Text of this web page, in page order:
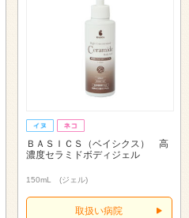
ＢＡＳＩＣＳ（ベイシクス） 高
濃度セラミドボディジェル
150mL (ジェル)
取扱い病院